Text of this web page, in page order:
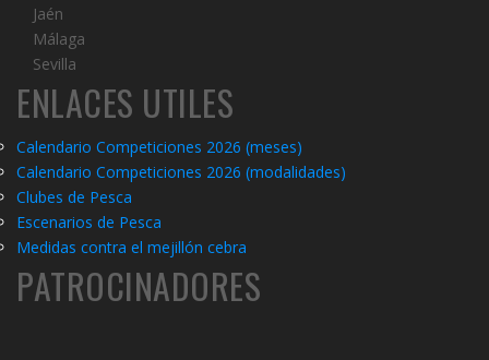
Jaén
Málaga
Sevilla
ENLACES UTILES
Calendario Competiciones 2026 (meses)
Calendario Competiciones 2026 (modalidades)
Clubes de Pesca
Escenarios de Pesca
Medidas contra el mejillón cebra
PATROCINADORES